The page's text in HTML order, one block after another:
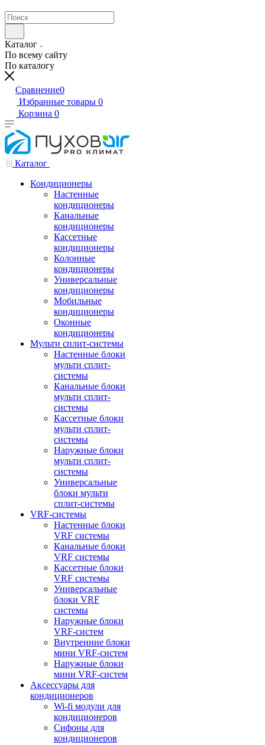
Каталог
По всему сайту
По каталогу
Сравнение0
Избранные товары 0
Корзина 0
Каталог
Кондиционеры
Настенные
кондиционеры
Канальные
кондиционеры
Кассетные
кондиционеры
Колонные
кондиционеры
Универсальные
кондиционеры
Мобильные
кондиционеры
Оконные
кондиционеры
Мульти сплит-системы
Настенные блоки
мульти сплит-
системы
Канальные блоки
мульти сплит-
системы
Кассетные блоки
мульти сплит-
системы
Наружные блоки
мульти сплит-
системы
Универсальные
блоки мульти
сплит-системы
VRF-системы
Настенные блоки
VRF системы
Канальные блоки
VRF системы
Кассетные блоки
VRF системы
Универсальные
блоки VRF
системы
Наружные блоки
VRF-систем
Внутренние блоки
мини VRF-систем
Наружные блоки
мини VRF-систем
Аксессуары для
кондиционеров
Wi-fi модули для
кондиционеров
Сифоны для
кондиционеров